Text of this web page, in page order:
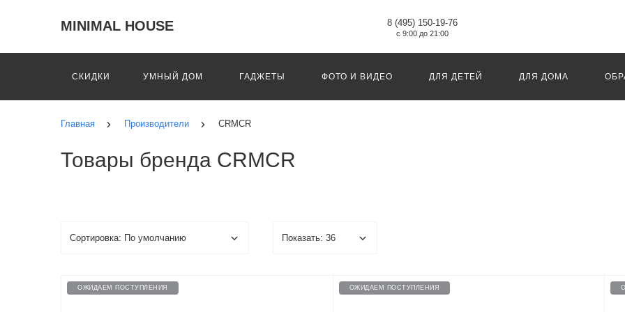
MINIMAL HOUSE 8 (495) 150-19-76
с 9:00 до 21:00
СКИДКИ УМНЫЙ ДОМ ГАДЖЕТЫ ФОТО И ВИДЕО ДЛЯ ДЕТЕЙ ДЛЯ ДОМА
Главная Производители CRMCR
Товары бренда CRMCR
ОЖИДАЕМ ПОСТУПЛЕНИЯ ОЖИДАЕМ ПОСТУПЛЕНИЯ